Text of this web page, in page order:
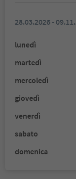
28.03.2026 -
lunedì
martedì
mercoledì
giovedì
venerdì
sabato
domenica